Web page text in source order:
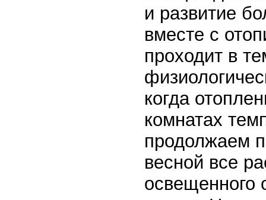
и развитие
вместе с
проходит в
когда
комнатах
продолжаем
весной все
освещенного